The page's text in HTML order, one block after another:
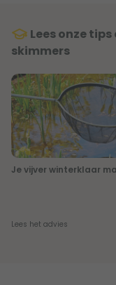
Lees onze
skimmers
Je vijver winterklaar
Lees het advies